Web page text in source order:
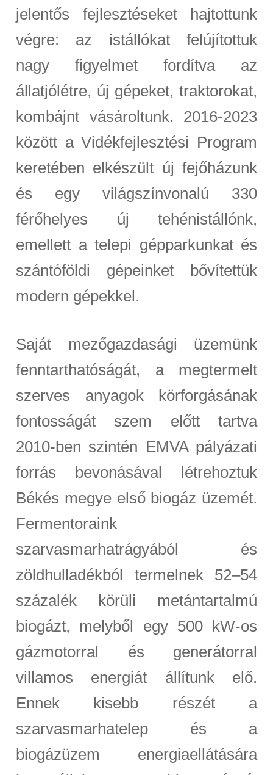
jelentős fejlesztéseket hajtottunk
végre: az istállókat felújítottuk
nagy figyelmet fordítva az
állatjólétre, új gépeket, traktorokat,
kombájnt vásároltunk. 2016-2023
között a Vidékfejlesztési Program
keretében elkészült új fejőházunk
és egy világszínvonalú 330
férőhelyes új tehénistállónk,
emellett a telepi gépparkunkat és
szántóföldi gépeinket bővítettük
modern gépekkel.
Saját mezőgazdasági üzemünk
fenntarthatóságát, a megtermelt
szerves anyagok körforgásának
fontosságát szem előtt tartva
2010-ben szintén EMVA pályázati
forrás bevonásával létrehoztuk
Békés megye első biogáz üzemét.
Fermentoraink
szarvasmarhatrágyából és
zöldhulladékból termelnek 52–54
százalék körüli metántartalmú
biogázt, melyből egy 500 kW-os
gázmotorral és generátorral
villamos energiát állítunk elő.
Ennek kisebb részét a
szarvasmarhatelep és a
biogázüzem energiaellátására